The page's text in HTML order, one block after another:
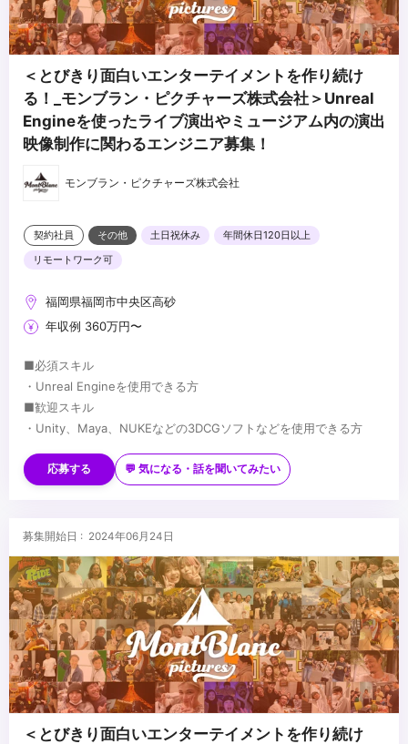
＜とびきり面白いエンターテイメントを作り続け
る！_モンブラン・ピクチャーズ株式会社＞Unreal
Engineを使ったライブ演出やミュージアム内の演出
映像制作に関わるエンジニア募集！
モンブラン・ピクチャーズ株式会社
契約社員 その他 土日祝休み
年間休日120日以上
リモートワーク可
福岡県福岡市中央区高砂
年収例 360万円〜
■必須スキル
・Unreal Engineを使用できる方
■歓迎スキル
・Unity、Maya、NUKEなどの3DCGソフトなどを使用できる方
応募する 💬 気になる・話を聞いてみたい
募集開始日 : 2024年06月24日
＜とびきり面白いエンターテイメントを作り続け